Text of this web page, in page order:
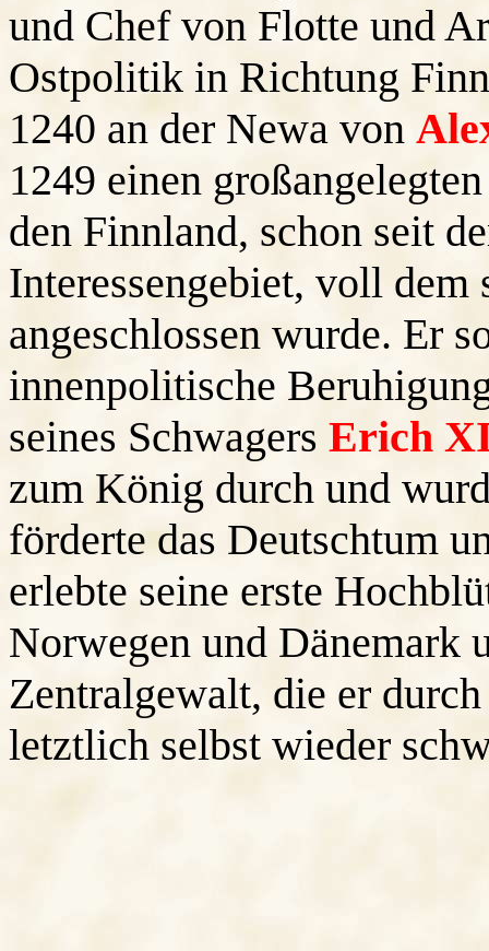
und Chef von Flotte und
Ostpolitik in Richtung
1240 an der Newa von
1249 einen
den Finnland, schon seit
Interessengebiet, voll dem
angeschlossen wurde. Er
innenpolitische
seines Schwagers Erich
zum König durch und
förderte das Deutschtum
erlebte seine erste
Norwegen und Dänemark
Zentralgewalt, die er
letztlich selbst wieder